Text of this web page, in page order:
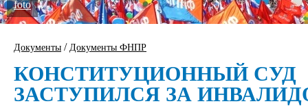
foto
Документы / Документы ФНПР
КОНСТИТУЦИОННЫЙ СУД
ЗАСТУПИЛСЯ ЗА